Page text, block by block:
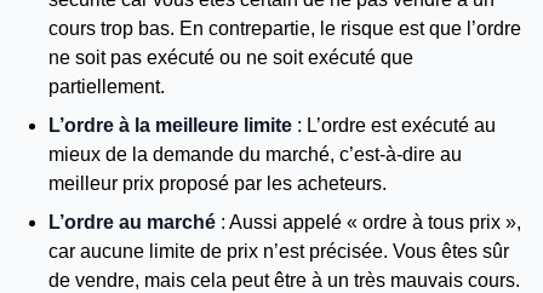
cours trop bas. En contrepartie, le risque est que l’ordre
ne soit pas exécuté ou ne soit exécuté que
partiellement.
L’ordre à la meilleure limite : L’ordre est exécuté au
mieux de la demande du marché, c’est-à-dire au
meilleur prix proposé par les acheteurs.
L’ordre au marché : Aussi appelé « ordre à tous prix »,
car aucune limite de prix n’est précisée. Vous êtes sûr
de vendre, mais cela peut être à un très mauvais cours.